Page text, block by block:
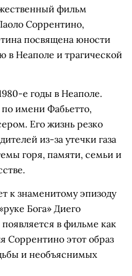
фильм
Соррентино,
посвящена юности
в Неаполе и трагической
е годы в Неаполе.
имени Фабьетто,
Его жизнь резко
из-за утечки газа
горя, памяти, семьи и
к знаменитому эпизоду
Бога» Диего
в фильме как
Соррентино этот образ
и необъяснимых